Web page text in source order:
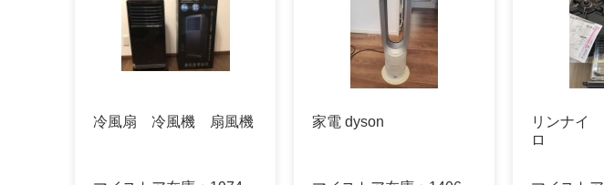
冷風扇 冷風機 扇風機 家電 dyson
リンナイ
ロ